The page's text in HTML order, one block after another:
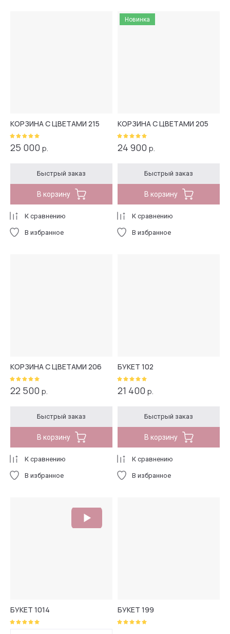
КОРЗИНА С ЦВЕТАМИ 215
25 000 р.
Быстрый заказ
В корзину
К сравнению
В избранное
Новинка
КОРЗИНА С ЦВЕТАМИ 205
24 900 р.
Быстрый заказ
В корзину
К сравнению
В избранное
КОРЗИНА С ЦВЕТАМИ 206
22 500 р.
Быстрый заказ
В корзину
К сравнению
В избранное
БУКЕТ 102
21 400 р.
Быстрый заказ
В корзину
К сравнению
В избранное
БУКЕТ 1014 БУКЕТ 199